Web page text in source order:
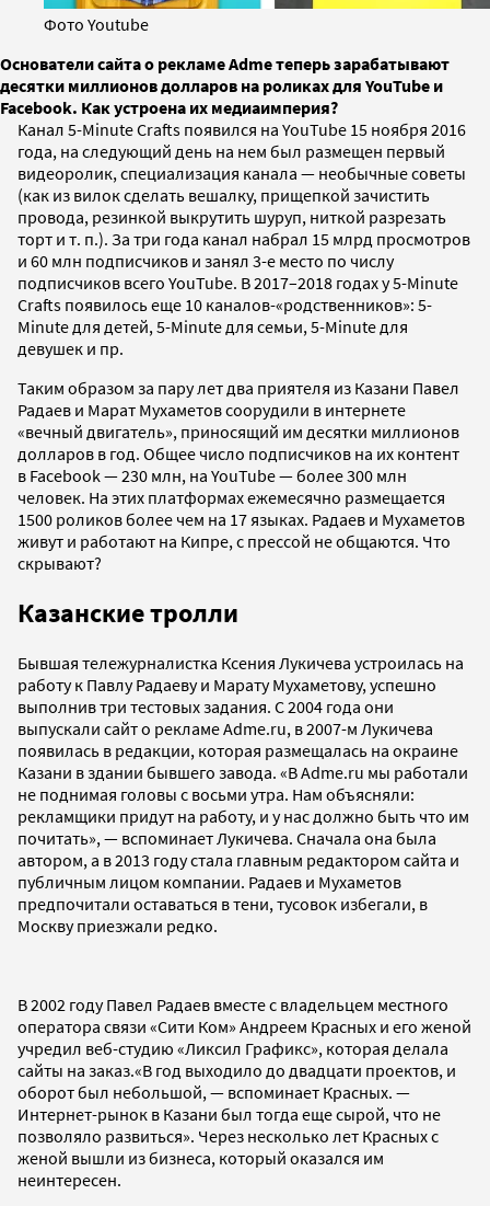
Фото Youtube
Основатели сайта о рекламе Adme теперь зарабатывают
десятки миллионов долларов на роликах для YouTube и
Facebook. Как устроена их медиаимперия?
Канал 5-Minute Crafts появился на YouTube 15 ноября 2016
года, на следующий день на нем был размещен первый
видеоролик, специализация канала — необычные советы
(как из вилок сделать вешалку, прищепкой зачистить
провода, резинкой выкрутить шуруп, ниткой разрезать
торт и т. п.). За три года канал набрал 15 млрд просмотров
и 60 млн подписчиков и занял 3-е место по числу
подписчиков всего YouTube. В 2017–2018 годах у 5-Minute
Crafts появилось еще 10 каналов-«родственников»: 5-
Minute для детей, 5-Minute для семьи, 5-Minute для
девушек и пр.
Таким образом за пару лет два приятеля из Казани Павел
Радаев и Марат Мухаметов соорудили в интернете
«вечный двигатель», приносящий им десятки миллионов
долларов в год. Общее число подписчиков на их контент
в Facebook — 230 млн, на YouTube — более 300 млн
человек. На этих платформах ежемесячно размещается
1500 роликов более чем на 17 языках. Радаев и Мухаметов
живут и работают на Кипре, с прессой не общаются. Что
скрывают?
Казанские тролли
Бывшая тележурналистка Ксения Лукичева устроилась на
работу к Павлу Радаеву и Марату Мухаметову, успешно
выполнив три тестовых задания. С 2004 года они
выпускали сайт о рекламе Adme.ru, в 2007-м Лукичева
появилась в редакции, которая размещалась на окраине
Казани в здании бывшего завода. «В Adme.ru мы работали
не поднимая головы с восьми утра. Нам объясняли:
рекламщики придут на работу, и у нас должно быть что им
почитать», — вспоминает Лукичева. Сначала она была
автором, а в 2013 году стала главным редактором сайта и
публичным лицом компании. Радаев и Мухаметов
предпочитали оставаться в тени, тусовок избегали, в
Москву приезжали редко.
В 2002 году Павел Радаев вместе с владельцем местного
оператора связи «Сити Ком» Андреем Красных и его женой
учредил веб-студию «Ликсил Графикс», которая делала
сайты на заказ.«В год выходило до двадцати проектов, и
оборот был небольшой, — вспоминает Красных. —
Интернет-рынок в Казани был тогда еще сырой, что не
позволяло развиться». Через несколько лет Красных с
женой вышли из бизнеса, который оказался им
неинтересен.